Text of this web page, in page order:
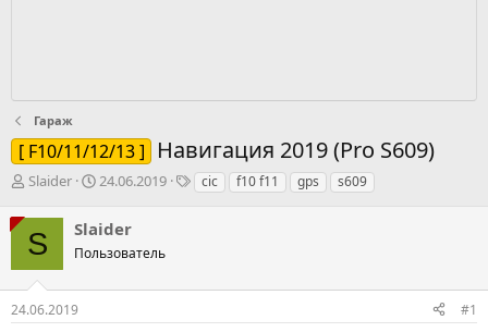
Гараж
[ F10/11/12/13 ] Навигация 2019 (Pro S609)
А
т
о
р
е
м
Slaider
Д
т
а
с
в
24.06.2019
Тcic f10 f11 gps s609
S Slaider
Пользователь
24.06.2019 #1